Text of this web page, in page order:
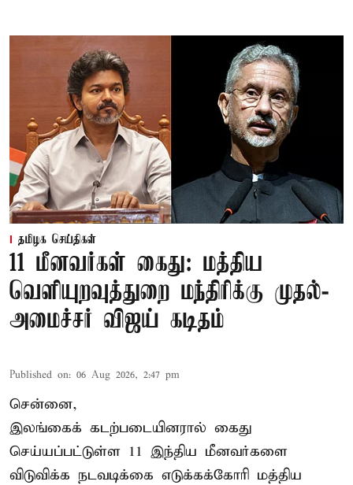
தமிழக செய்திகள்
11 மீனவர்கள் கைது: மத்திய
வெளியுறவுத்துறை மந்திரிக்கு முதல்-
அமைச்சர் விஜய் கடிதம்
Published on: 06 Aug 2026, 2:47 pm
சென்னை,
இலங்கைக் கடற்படையினரால் கைது
செய்யப்பட்டுள்ள 11 இந்திய மீனவர்களை
விடுவிக்க நடவடிக்கை எடுக்கக்கோரி மத்திய